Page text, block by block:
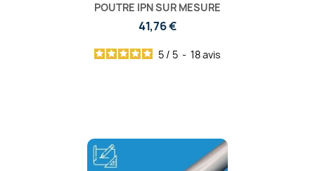
POUTRE IPN SUR MESURE
41,76 €
5 / 5 - 18avis